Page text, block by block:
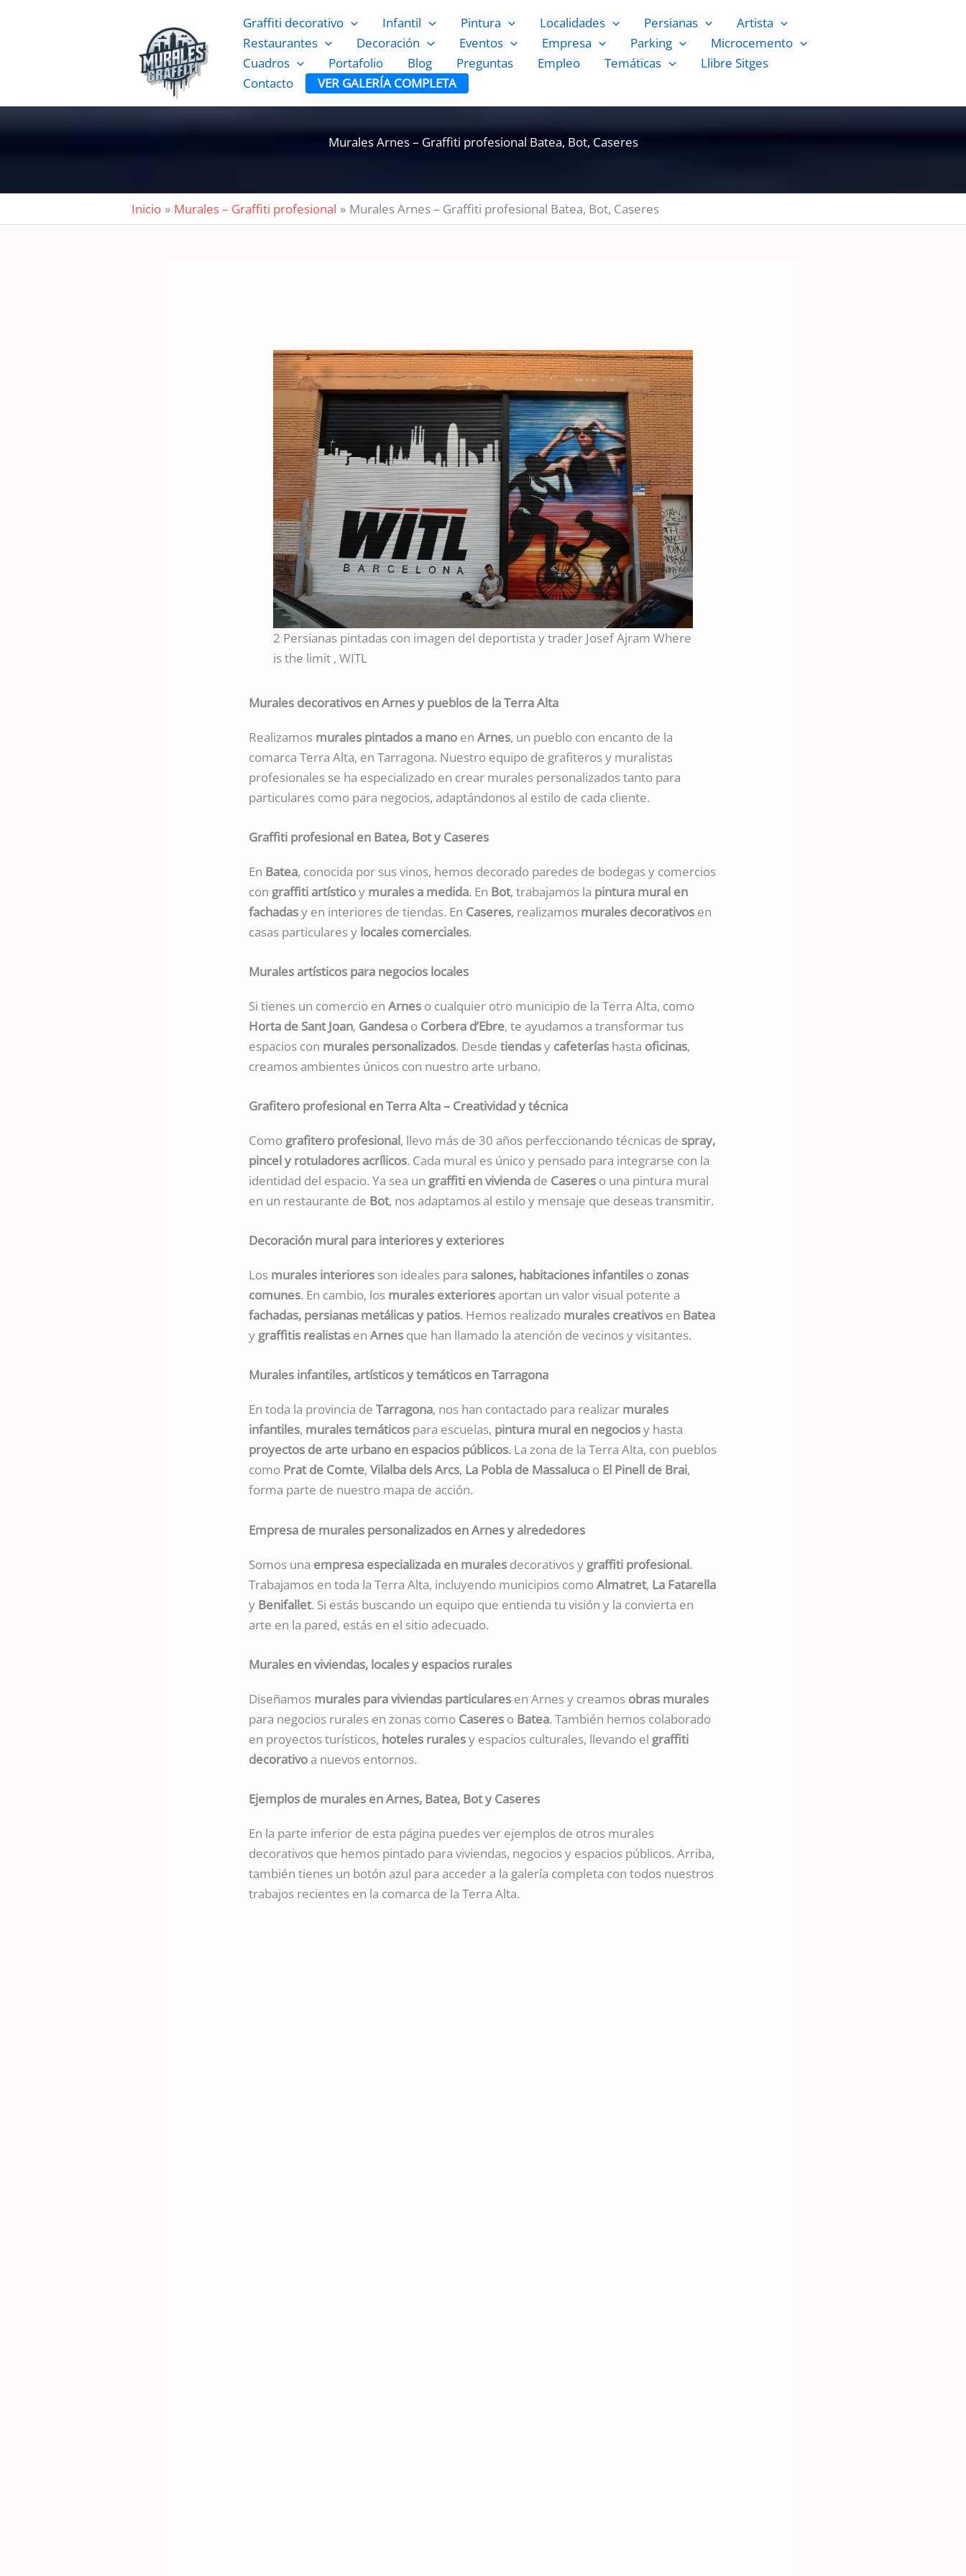
Graffiti decorativo Infantil Pintura Localidades Persianas
Artista
Restaurantes
Decoración Eventos Empresa Parking
Microcemento
Cuadros
Portafolio Blog Preguntas Empleo Temáticas
Llibre Sitges
Contacto
VER GALERÍA COMPLETA
Murales Arnes – Graffiti profesional Batea, Bot, Caseres
Inicio Murales – Graffiti profesional Murales Arnes – Graffiti profesional Batea, Bot, Caseres
2 Persianas pintadas con imagen del deportista y trader Josef Ajram Where
is the limit , WITL
Murales decorativos en Arnes y pueblos de la Terra Alta
Realizamos murales pintados a mano enArnes, un pueblo con encanto de la
comarca Terra Alta, en Tarragona. Nuestro equipo de grafiteros y muralistas
profesionales se ha especializado en crear murales personalizados tanto para
particulares como para negocios, adaptándonos al estilo de cada cliente.
Graffiti profesional en Batea, Bot y Caseres
En Batea, conocida por sus vinos, hemos decorado paredes de bodegas y comercios
con graffiti artísticoy murales a medida. En Bot, trabajamos la pintura mural en
fachadasy en interiores de tiendas. En Caseres, realizamos murales decorativos en
casas particulares y locales comerciales.
Murales artísticos para negocios locales
Si tienes un comercio enArnes o cualquier otro municipio de la Terra Alta, como
Horta de Sant Joan, Gandesa o Corbera d’Ebre, te ayudamos a transformar tus
espacios con murales personalizados. Desdetiendasy cafeterías hasta oficinas,
creamos ambientes únicos con nuestro arte urbano.
Grafitero profesional en Terra Alta – Creatividad y técnica
Como grafitero profesional, llevo más de 30 años perfeccionando técnicas de spray,
pincel y rotuladores acrílicos. Cada mural es único y pensado para integrarse con la
identidad del espacio. Ya sea un graffiti en vivienda de Caseres o una pintura mural
en un restaurante de Bot, nos adaptamos al estilo y mensaje que deseas transmitir.
Decoración mural para interiores y exteriores
Los murales interiores son ideales para salones, habitaciones infantiles ozonas
comunes. En cambio, los murales exteriores aportan un valor visual potente a
fachadas, persianas metálicas y patios. Hemos realizado murales creativos en Batea
y graffitis realistas enArnes que han llamado la atención de vecinos y visitantes.
Murales infantiles, artísticos y temáticos en Tarragona
En toda la provincia deTarragona, nos han contactado para realizar murales
infantiles, murales temáticos para escuelas, pintura mural en negociosy hasta
proyectos de arte urbano en espacios públicos. La zona de la Terra Alta, con pueblos
como Prat de Comte,Vilalba dels Arcs, La Pobla de Massaluca o El Pinell de Brai,
forma parte de nuestro mapa de acción.
Empresa de murales personalizados en Arnes y alrededores
Somos una empresa especializada en murales decorativos y graffiti profesional.
Trabajamos en toda la Terra Alta, incluyendo municipios comoAlmatret, La Fatarella
y Benifallet. Si estás buscando un equipo que entienda tu visión y la convierta en
arte en la pared, estás en el sitio adecuado.
Murales en viviendas, locales y espacios rurales
Diseñamos murales para viviendas particulares en Arnes y creamos obras murales
para negocios rurales en zonas como Caseres o Batea. También hemos colaborado
en proyectos turísticos, hoteles ruralesy espacios culturales, llevando el graffiti
decorativo a nuevos entornos.
Ejemplos de murales en Arnes, Batea, Bot y Caseres
En la parte inferior de esta página puedes ver ejemplos de otros murales
decorativos que hemos pintado para viviendas, negocios y espacios públicos. Arriba,
también tienes un botón azul para acceder a la galería completa con todos nuestros
trabajos recientes en la comarca de la Terra Alta.